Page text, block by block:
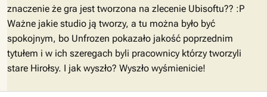
znaczenie że gra jest tworzona na zlecenie Ubisoftu?? :P
Ważne jakie studio ją tworzy, a tu można było być
spokojnym, bo Unfrozen pokazało jakość poprzednim
tytułem i w ich szeregach byli pracownicy którzy tworzyli
stare Hirołsy. I jak wyszło? Wyszło wyśmienicie!